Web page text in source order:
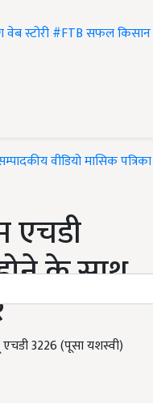
वेब स्टोरी#FTBसफल किसान
वीडियोमासिक पत्रिका
एचडी
के साथ
3226 (पूसा यशस्वी)